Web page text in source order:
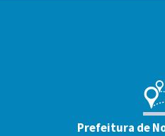
Prefeitura de